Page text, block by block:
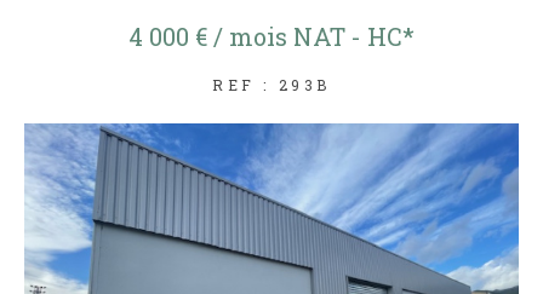
4 000 € / mois NAT - HC*
REF : 293B